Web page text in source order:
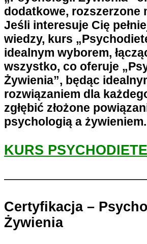
dodatkowe, rozszerzone
Jeśli interesuje Cię
wiedzy, kurs
idealnym wyborem,
wszystko, co oferuje
Żywienia”, będąc
rozwiązaniem dla
zgłębić złożone
psychologią a żywieniem.
KURS
Certyfikacja –
Żywienia